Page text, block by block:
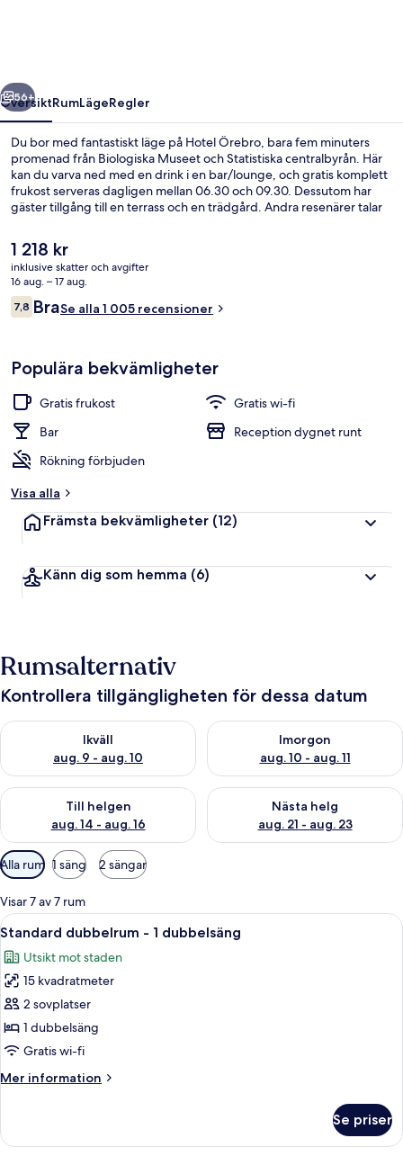
Nästa
56+
ÖversiktRumLägeRegler
Du bor med fantastiskt läge på Hotel Örebro, bara fem minuters
promenad från Biologiska Museet och Statistiska centralbyrån. Här
kan du varva ned med en drink i en bar/lounge, och gratis komplett
frukost serveras dagligen mellan 06.30 och 09.30. Dessutom har
gäster tillgång till en terrass och en trädgård. Andra resenärer talar
Det
nuvarande
priset
är
1 218 kr
1 218 kr
inklusive skatter och avgifter
16 aug. – 17 aug.
Recensioner
7,87,8 av 10,
BraSe alla 1 005 recensioner
Populära bekvämligheter
Gratis frukost
Gratis wi-fi
Bar
Reception dygnet runt
Rökning förbjuden
Visa alla
Främsta bekvämligheter (12)
Känn dig som hemma (6)
Rumsalternativ
Kontrollera tillgängligheten för dessa datum
Ikväll
aug. 9 - aug. 10
Kontrollera tillgängligheten för ikväll aug. 9 - aug. 10
Imorgon
aug. 10 - aug. 11
Kontrollera tillgängligheten
Till helgen
aug. 14 - aug. 16
Kontrollera tillgängligheten för den här helgen aug. 14 - aug.
Nästa helg
aug. 21 - aug. 23
Kontrollera tillgängligheten
Tillgängliga
filter
för
rum
Alla rum 1 säng 2 sängar
Visar 7 av 7 rum
Öppna
alla
foton
för
Standard
dubbelrum
-
dubbelsäng
Skrivbord, gratis barnsängar,
11
Standard dubbelrum - 1 dubbelsäng
Utsikt mot staden
15 kvadratmeter
2 sovplatser
1 dubbelsäng
Gratis wi-fi
Mer information
Mer
dubbelrum
Se priser